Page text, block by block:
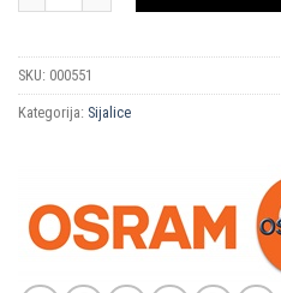
SKU: 000551
Kategorija: Sijalice